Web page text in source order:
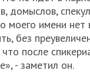
домыслов,
моего имени нет
без
после
- заметил он.